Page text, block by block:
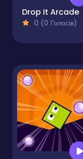
Drop It Arcade
0 (0 Голосів)